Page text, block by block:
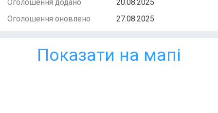
Оголошення додано
20.08.2025
Оголошення оновлено
27.08.2025
Показати на мапі